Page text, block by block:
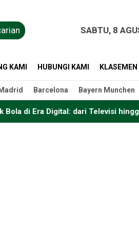
SABTU, 8
KAMI HUBUNGI KAMI KLASEMEN
Barcelona Bayern Munchen
dari Televisi hingga Platform